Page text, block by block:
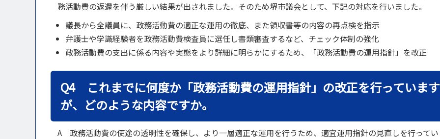
務活動費の返還を伴う厳しい結果が出されました。そのため堺市議会として、下記の対応を行いました。
議長から全議員に、政務活動費の適正な運用の徹底、また領収書等の内容の再点検を指示
弁護士や学識経験者を政務活動費検査員に選任し書類審査するなど、チェック体制の強化
政務活動費の支出に係る内容や実態をより詳細に明らかにするため、「政務活動費の運用指針」を改正
Q4 これまでに何度か「政務活動費の運用指針」の改正を行っています
が、どのような内容ですか。
A 政務活動費の使途の透明性を確保し、より一層適正な運用を行うため、適宜運用指針の見直しを行って